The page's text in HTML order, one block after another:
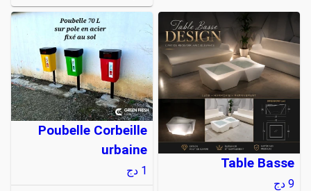
Table Basse
9 دج
Poubelle Corbeille
urbaine
1 دج